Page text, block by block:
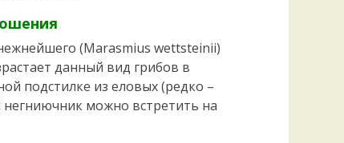
(Marasmius wettsteinii)
данный вид грибов в
подстилке из еловых (редко –
можно встретить на